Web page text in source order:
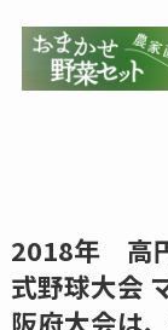
2018年 高
式野球大会
阪府大会は